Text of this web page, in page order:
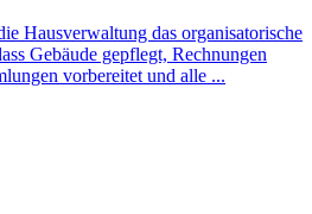
Hausverwaltung das organisatorische
Gebäude gepflegt, Rechnungen
vorbereitet und alle ...